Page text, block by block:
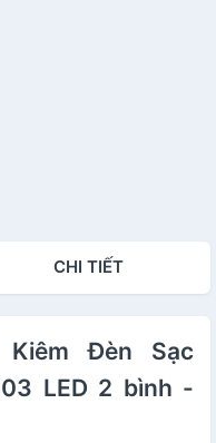
CHI TIẾT
Đèn Sạc
LED 2 bình -